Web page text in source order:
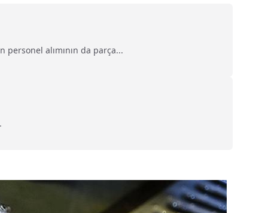
personel alımının da parça...